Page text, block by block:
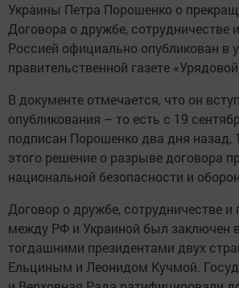
Украины Петра Порошенко о
Договора о дружбе, сотрудничестве
Россией официально опубликован в
правительственной газете
В документе отмечается, что он
опубликования – то есть с 19
подписан Порошенко два дня назад,
этого решение о разрыве договора
национальной безопасности и
Договор о дружбе, сотрудничестве и
между РФ и Украиной был заключен
тогдашними президентами двух
Ельциным и Леонидом Кучмой.